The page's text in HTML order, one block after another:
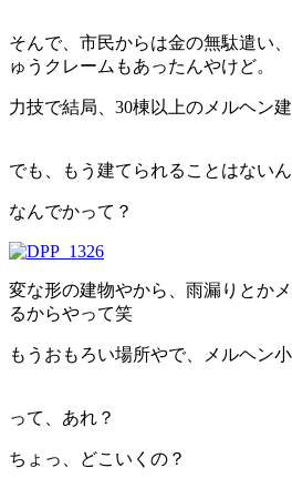
そんで、市民からは金の無駄遣い
ゅうクレームもあったんやけど。
力技で結局、30棟以上のメルヘン
でも、もう建てられることはないん
なんでかって？
変な形の建物やから、雨漏りとか
るからやって笑
もうおもろい場所やで、メルヘン小
って、あれ？
ちょっ、どこいくの？